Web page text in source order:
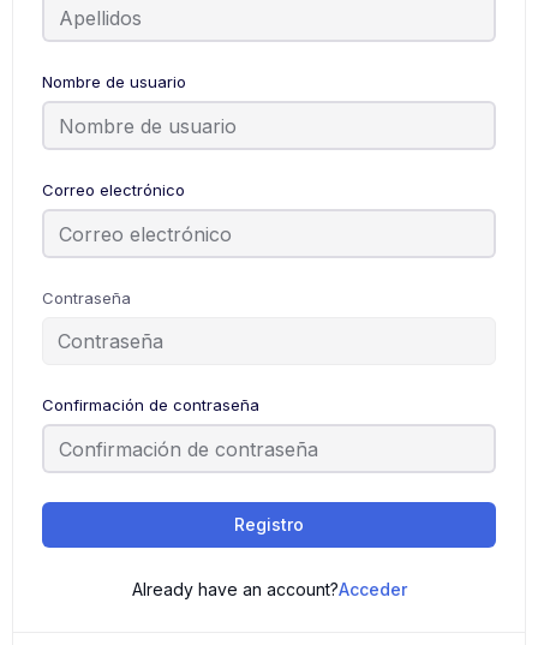
Nombre de usuario
Correo electrónico
Contraseña
Confirmación de contraseña
Registro
Already have an account?Acceder